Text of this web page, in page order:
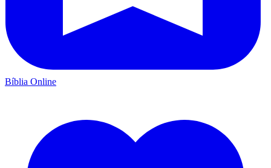
Bíblia Online